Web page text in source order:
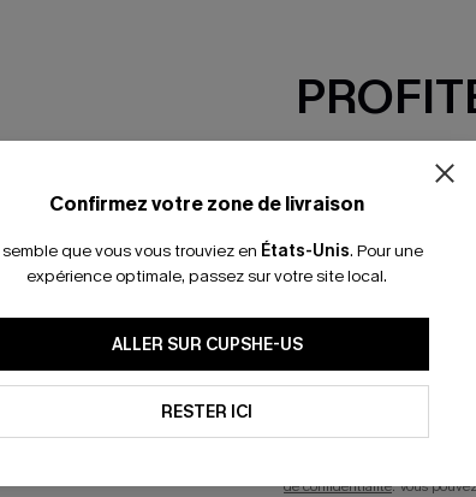
Confirmez votre zone de livraison
semble que vous vous trouviez en États-Unis. Pour une
expérience optimale, passez sur votre site local.
ALLER SUR CUPSHE-US
RESTER ICI
-15% dès 2
*Un code par
En soumettant votre adresse
mails marketing (y compris
reconnaissez avoir pris
pouvons utiliser les données
technologies de suivi, telles
savoir si ceux-ci ont été
personnaliser nos contenus
produits susceptibles de
de confidentialité. Vous